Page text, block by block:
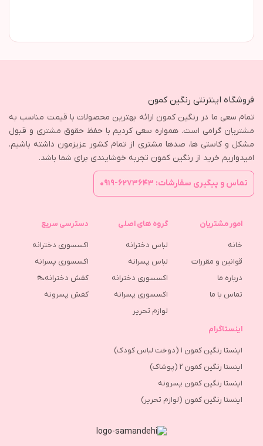
فروشگاه اینترنتی رنگین کمون
تمام سعی ما در رنگین کمون ارائه بهترین محصولات با قیمت مناسب به
مشتریان گرامی است. همواره سعی کردیم با حفظ حقوق مشتری و قبول
مشکل و کاستی ها، صدها مشتری از تمام کشور عزیزمون داشته باشیم.
امیدواریم خرید از رنگین کمون تجربه خوشایندی برای شما باشد.
تماس و پیگیری سفارشات: ۶۲۷۳۶۴۳-۰۹۱۹
امور مشتریان
خانه
قوانین و مقررات
درباره ما
تماس با ما
گروه های اصلی
لباس دخترانه
لباس پسرانه
اکسسوری دخترانه
اکسسوری پسرانه
لوازم تحریر
دسترسی سریع
اکسسوری دخترانه
اکسسوری پسرانه
کفش دخترانه👠
كفش پسرونه
اینستاگرام
اینستا رنگین کمون 1 (دوخت لباس کودک)
اینستا رنگین کمون 2 (پوشاک)
اینستا رنگین کمون پسرونه
اینستا رنگین کمون (لوازم تحریر)